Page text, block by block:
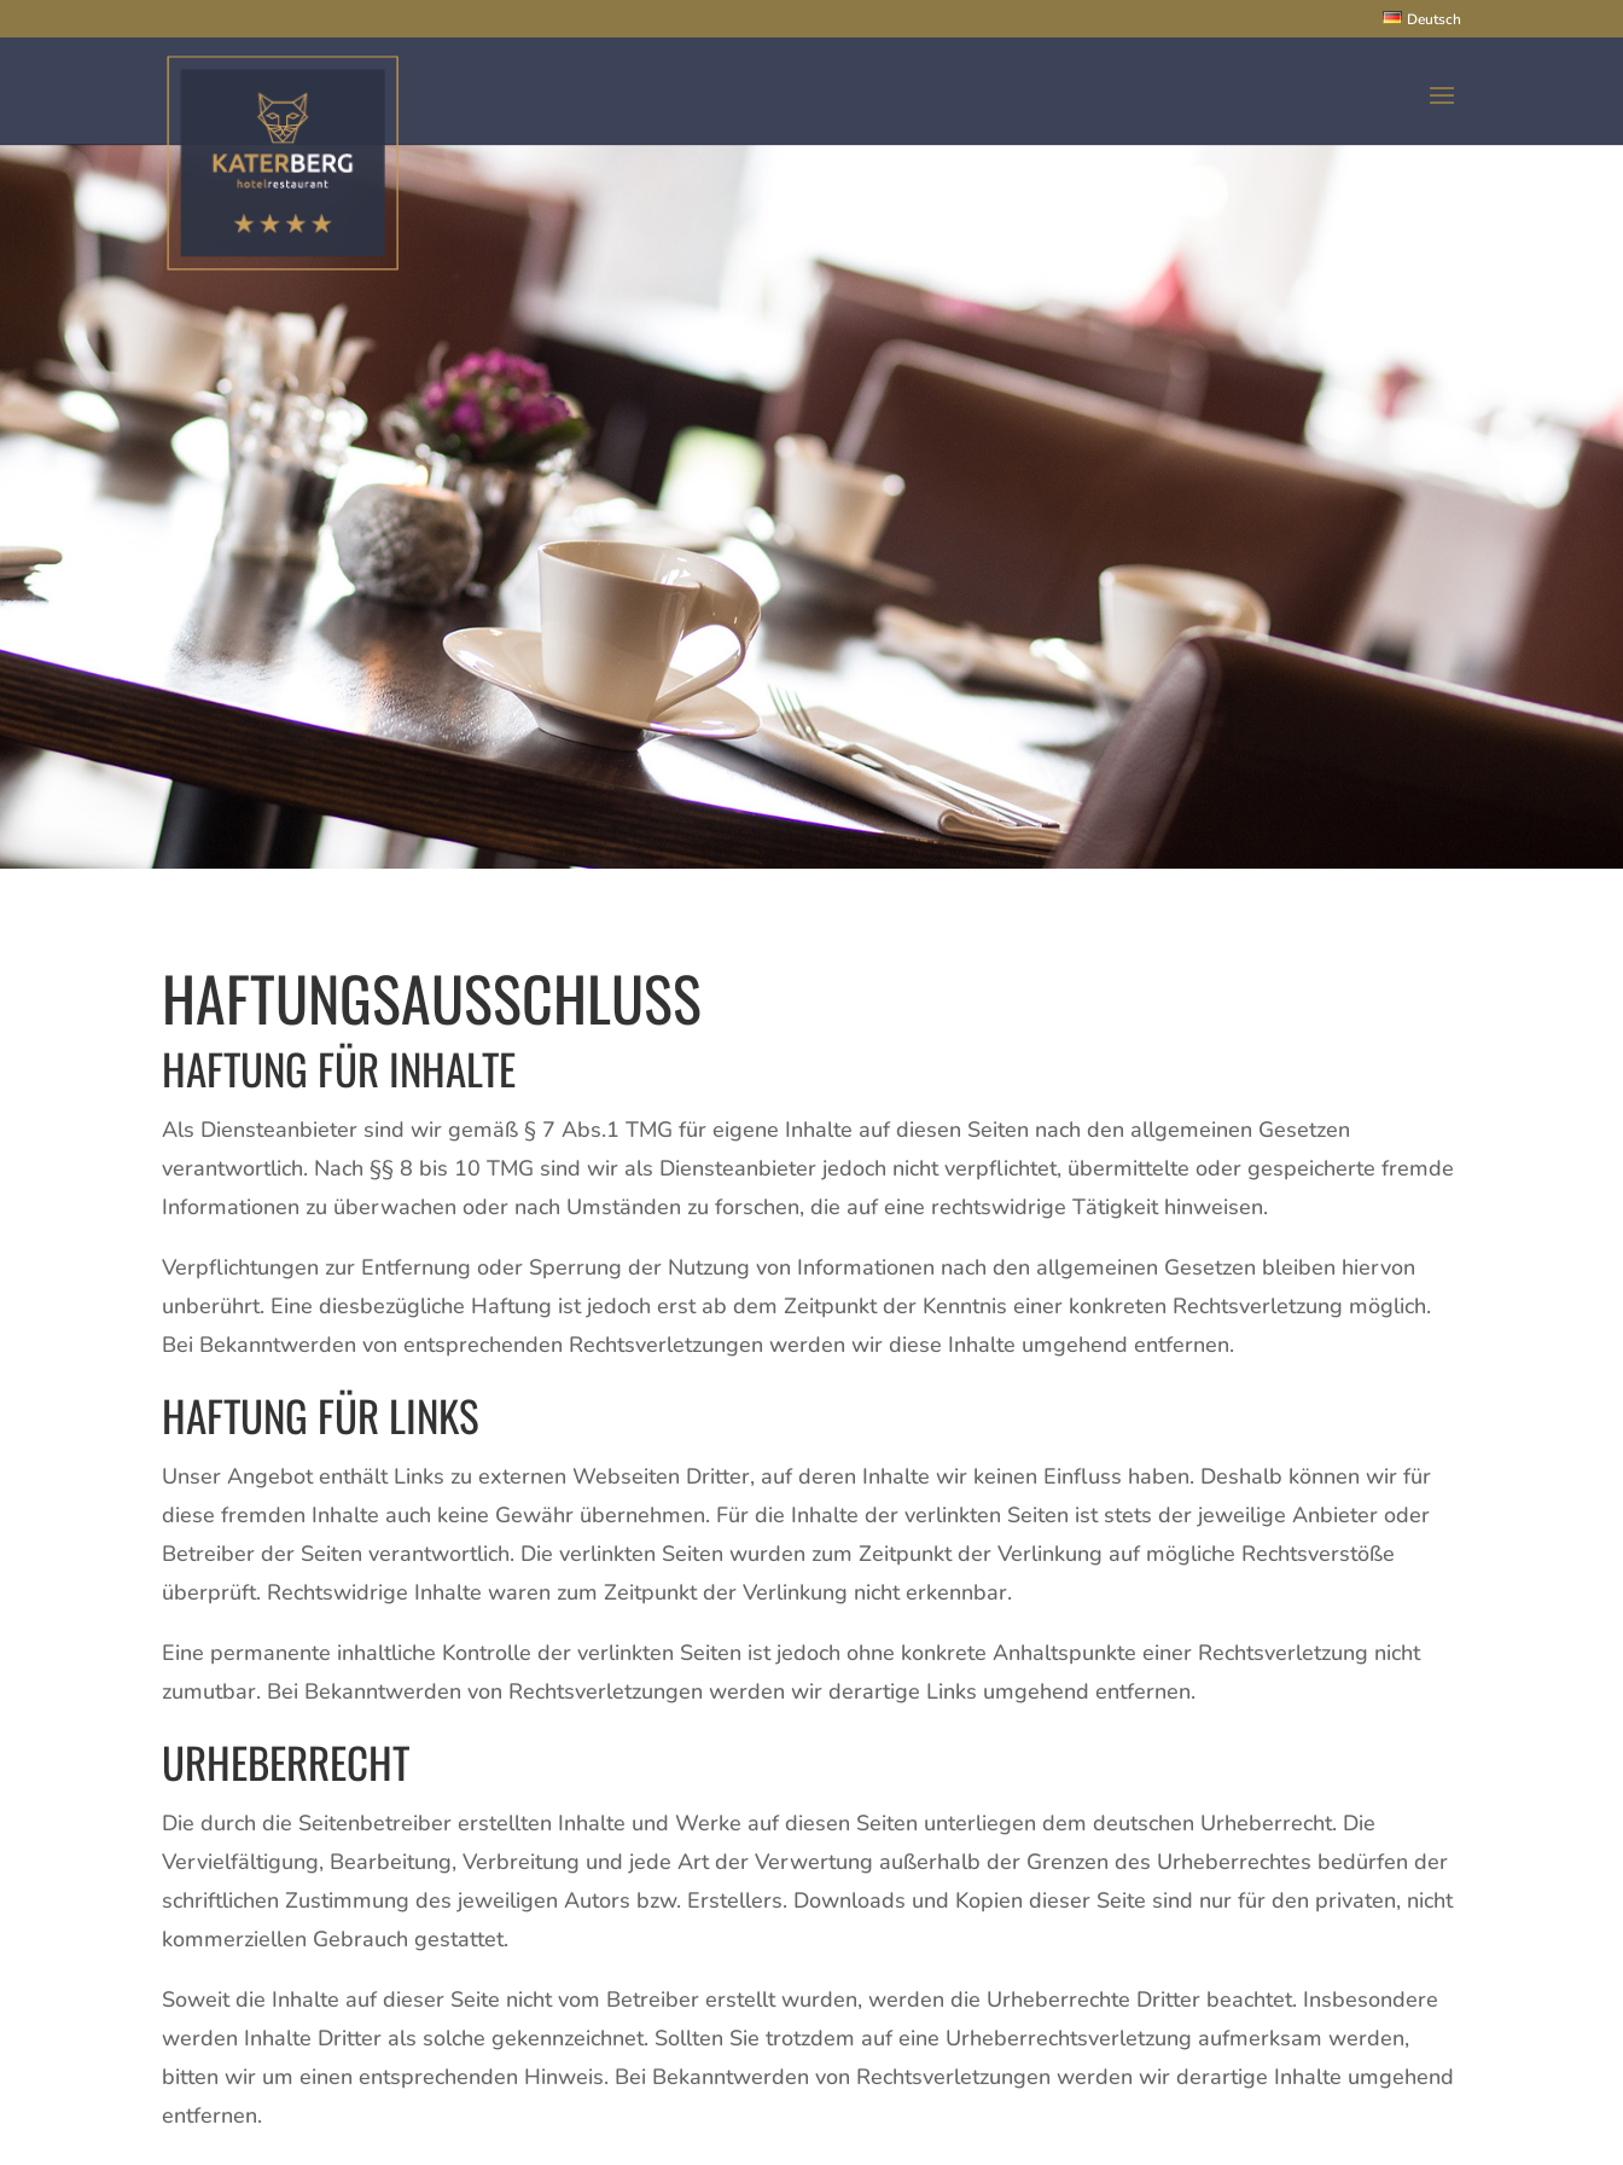
Deutsch
HAFTUNGSAUSSCHLUSS
HAFTUNG FÜR INHALTE
Als Diensteanbieter sind wir gemäß § 7 Abs.1 TMG für eigene Inhalte auf diesen Seiten nach den allgemeinen Gesetzen
verantwortlich. Nach §§ 8 bis 10 TMG sind wir als Diensteanbieter jedoch nicht verpflichtet, übermittelte oder gespeicherte fremde
Informationen zu überwachen oder nach Umständen zu forschen, die auf eine rechtswidrige Tätigkeit hinweisen.
Verpflichtungen zur Entfernung oder Sperrung der Nutzung von Informationen nach den allgemeinen Gesetzen bleiben hiervon
unberührt. Eine diesbezügliche Haftung ist jedoch erst ab dem Zeitpunkt der Kenntnis einer konkreten Rechtsverletzung möglich.
Bei Bekanntwerden von entsprechenden Rechtsverletzungen werden wir diese Inhalte umgehend entfernen.
HAFTUNG FÜR LINKS
Unser Angebot enthält Links zu externen Webseiten Dritter, auf deren Inhalte wir keinen Einfluss haben. Deshalb können wir für
diese fremden Inhalte auch keine Gewähr übernehmen. Für die Inhalte der verlinkten Seiten ist stets der jeweilige Anbieter oder
Betreiber der Seiten verantwortlich. Die verlinkten Seiten wurden zum Zeitpunkt der Verlinkung auf mögliche Rechtsverstöße
überprüft. Rechtswidrige Inhalte waren zum Zeitpunkt der Verlinkung nicht erkennbar.
Eine permanente inhaltliche Kontrolle der verlinkten Seiten ist jedoch ohne konkrete Anhaltspunkte einer Rechtsverletzung nicht
zumutbar. Bei Bekanntwerden von Rechtsverletzungen werden wir derartige Links umgehend entfernen.
URHEBERRECHT
Die durch die Seitenbetreiber erstellten Inhalte und Werke auf diesen Seiten unterliegen dem deutschen Urheberrecht. Die
Vervielfältigung, Bearbeitung, Verbreitung und jede Art der Verwertung außerhalb der Grenzen des Urheberrechtes bedürfen der
schriftlichen Zustimmung des jeweiligen Autors bzw. Erstellers. Downloads und Kopien dieser Seite sind nur für den privaten, nicht
kommerziellen Gebrauch gestattet.
Soweit die Inhalte auf dieser Seite nicht vom Betreiber erstellt wurden, werden die Urheberrechte Dritter beachtet. Insbesondere
werden Inhalte Dritter als solche gekennzeichnet. Sollten Sie trotzdem auf eine Urheberrechtsverletzung aufmerksam werden,
bitten wir um einen entsprechenden Hinweis. Bei Bekanntwerden von Rechtsverletzungen werden wir derartige Inhalte umgehend
entfernen.